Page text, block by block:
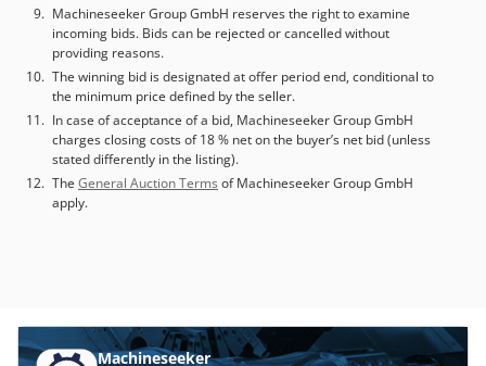
Machineseeker Group GmbH reserves the right to examine
incoming bids. Bids can be rejected or cancelled without
providing reasons.
The winning bid is designated at offer period end, conditional to
the minimum price defined by the seller.
In case of acceptance of a bid, Machineseeker Group GmbH
charges closing costs of 18 % net on the buyer’s net bid (unless
stated differently in the listing).
The General Auction Terms of Machineseeker Group GmbH
apply.
Machineseeker